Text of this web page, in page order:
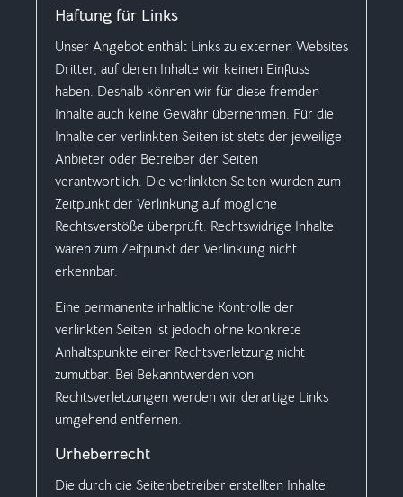
Haftung für Links
Unser Angebot enthält Links zu externen Websites
Dritter, auf deren Inhalte wir keinen Einfluss
haben. Deshalb können wir für diese fremden
Inhalte auch keine Gewähr übernehmen. Für die
Inhalte der verlinkten Seiten ist stets der jeweilige
Anbieter oder Betreiber der Seiten
verantwortlich. Die verlinkten Seiten wurden zum
Zeitpunkt der Verlinkung auf mögliche
Rechtsverstöße überprüft. Rechtswidrige Inhalte
waren zum Zeitpunkt der Verlinkung nicht
erkennbar.
Eine permanente inhaltliche Kontrolle der
verlinkten Seiten ist jedoch ohne konkrete
Anhaltspunkte einer Rechtsverletzung nicht
zumutbar. Bei Bekanntwerden von
Rechtsverletzungen werden wir derartige Links
umgehend entfernen.
Urheberrecht
Die durch die Seitenbetreiber erstellten Inhalte